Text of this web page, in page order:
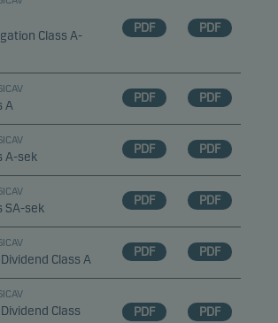
Class A-
PDF PDF
A
PDF PDF
A-sek
PDF PDF
SA-sek
PDF PDF
Class A
PDF PDF
Class
PDF PDF